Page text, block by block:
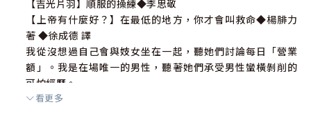
【吉光片羽】順服的操練◆李思敬
【上帝有什麼好？】在最低的地方，你才會叫救命◆楊腓力
著 ◆徐成德 譯
我從沒想過自己會與妓女坐在一起，聽她們討論每日「營業
額」。我是在場唯一的男性，聽著她們承受男性蠻橫剝削的
可怕經歷。
【世間情】咖啡香◆王礽福
看更多